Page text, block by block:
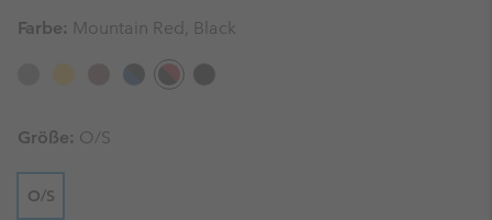
Farbe: Mountain Red, Black
Größe: O/S
O/S